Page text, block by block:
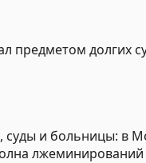
предметом долгих
суды и больницы: в
лжеминирований